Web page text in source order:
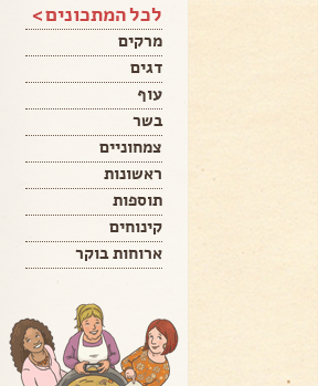
לכל המתכונים >
מרקים
דגים
עוף
בשר
צמחוניים
ראשונות
תוספות
קינוחים
ארוחות בוקר